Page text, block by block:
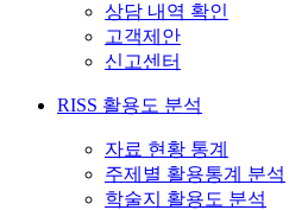
상담 내역 확인
고객제안
신고센터
RISS 활용도 분석
자료 현황 통계
주제별 활용통계 분석
학술지 활용도 분석